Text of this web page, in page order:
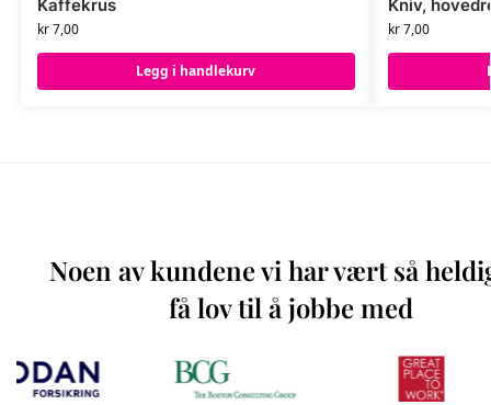
Kaffekrus
kr7,00
Legg i handlekurv
Kniv,
kr7,00
Noen av kundene vi har vært så
få lov til å jobbe med